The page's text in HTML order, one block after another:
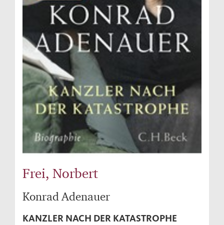
Frei, Norbert
Konrad Adenauer
KANZLER NACH DER KATASTROPHE